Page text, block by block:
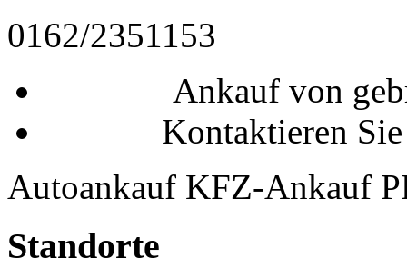
0162/2351153
Ankauf von
Kontaktieren
Autoankauf KFZ-Ankauf
Standorte